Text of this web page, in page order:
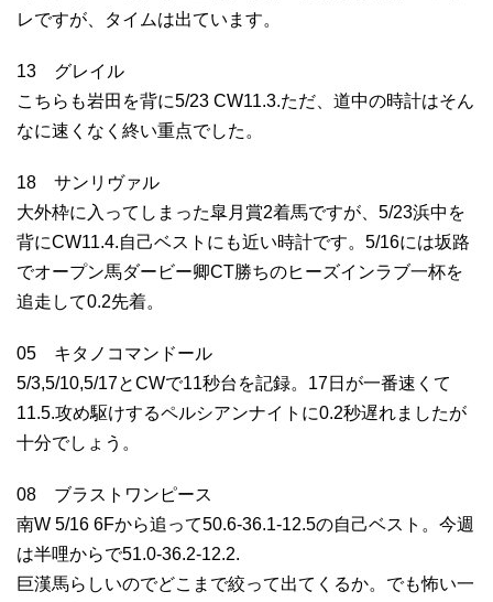
レですが、タイムは出ています。
13 グレイル
こちらも岩田を背に5/23 CW11.3.ただ、道中の時計はそん
なに速くなく終い重点でした。
18 サンリヴァル
大外枠に入ってしまった皐月賞2着馬ですが、5/23浜中を
背にCW11.4.自己ベストにも近い時計です。5/16には坂路
でオープン馬ダービー卿CT勝ちのヒーズインラブ一杯を
追走して0.2先着。
05 キタノコマンドール
5/3,5/10,5/17とCWで11秒台を記録。17日が一番速くて
11.5.攻め駆けするペルシアンナイトに0.2秒遅れましたが
十分でしょう。
08 ブラストワンピース
南W 5/16 6Fから追って50.6-36.1-12.5の自己ベスト。今週
は半哩からで51.0-36.2-12.2.
巨漢馬らしいのでどこまで絞って出てくるか。でも怖い一